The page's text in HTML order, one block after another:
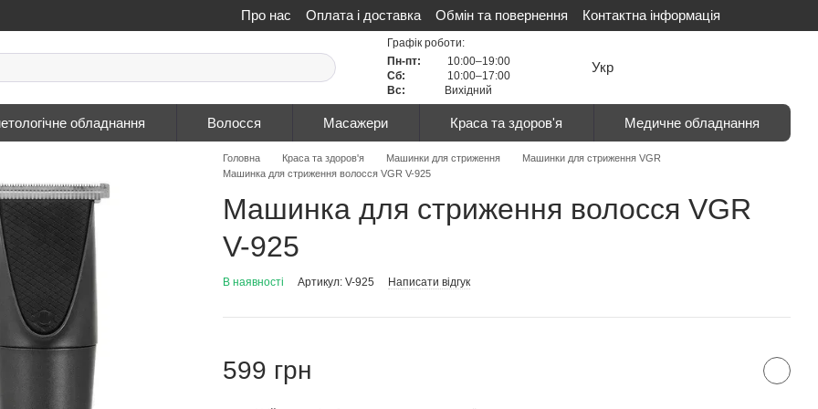
Про нас Оплата і доставка Обмін та повернення
Контактна інформація
Політика конфіденційності
Сертифікати Відгуки про магазин
Графік роботи:
Пн-пт:
10:00–19:00
Сб:
10:00–17:00
Вс:
Вихідний
Укр
обладнання Волосся Масажери Краса та здоров'я Медичне обладнання
Головна Краса та здоров'я Машинки для стриження
Машинки для стриження VGR
Машинка для стриження волосся VGR V-925
Машинка для стриження волосся VGR
V-925
В наявності Артикул: V-925 Написати відгук
599 грн